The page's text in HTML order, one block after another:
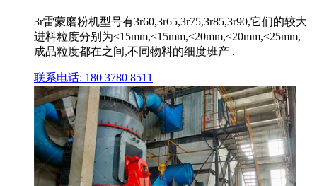
3r雷蒙磨粉机型号有3r60,3r65,3r75,3r85,3r90,它们的较大
进料粒度分别为≤15mm,≤15mm,≤20mm,≤20mm,≤25mm,
成品粒度都在之间,不同物料的细度班产 .
联系电话: 180 3780 8511